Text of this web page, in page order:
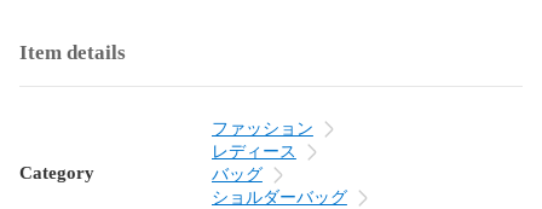
Item details
Category
ファッション
レディース
バッグ
ショルダーバッグ